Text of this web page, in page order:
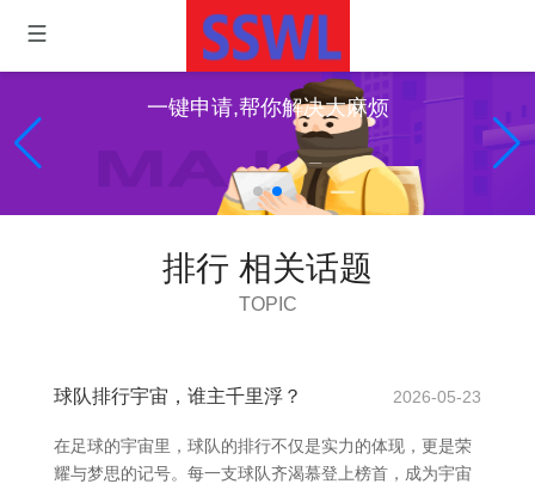
一键申请,帮你解决大麻烦
排行 相关话题
TOPIC
球队排行宇宙，谁主千里浮？ 2026-05-23
在足球的宇宙里，球队的排行不仅是实力的体现，更是荣
耀与梦思的记号。每一支球队齐渴慕登上榜首，成为宇宙